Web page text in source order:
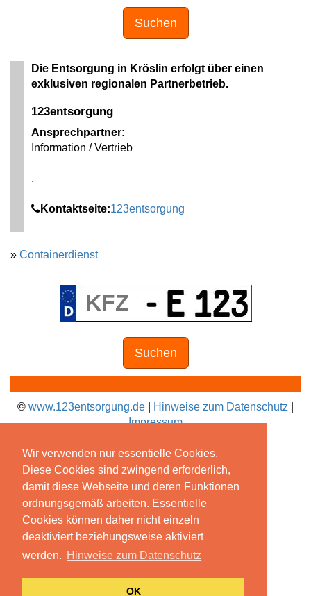
Wir verwenden nur essentielle Cookies.
Diese Cookies sind zwingend erforderlich,
damit diese Webseite und deren Funktionen
ordnungsgemäß arbeiten. Essentielle
Cookies können daher nicht einzeln
deaktiviert beziehungsweise aktiviert
werden. Hinweise zum Datenschutz
OK
Suchen
Die Entsorgung in Kröslin erfolgt über einen
exklusiven regionalen Partnerbetrieb.
123entsorgung
Ansprechpartner:
Information / Vertrieb
,
Kontaktseite:123entsorgung
» Containerdienst
Suchen
© www.123entsorgung.de Hinweise zum Datenschutz
Impressum